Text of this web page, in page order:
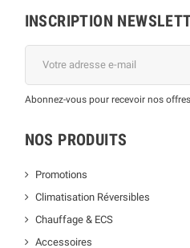
INSCRIPTION
Abonnez-vous pour recevoir nos
NOS PRODUITS
Promotions
Climatisation Réversibles
Chauffage & ECS
Accessoires